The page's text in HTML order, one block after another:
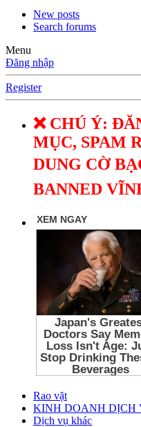
New posts
Search forums
Menu
Đăng nhập
Register
❌ CHÚ Ý:
MỤC, SPAM
DUNG CỜ
BANNED
Rao vặt
KINH DOANH DỊCH
Dịch vụ khác